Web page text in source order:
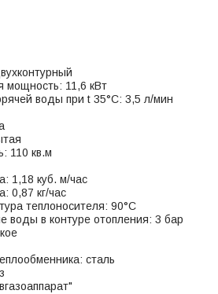
мощность: 11,6 кВт
воды при t 35°C: 3,5 л/мин
110 кв.м
1,18 куб. м/час
0,87 кг/час
теплоносителя: 90°С
воды в контуре отопления: 3 бар
сталь